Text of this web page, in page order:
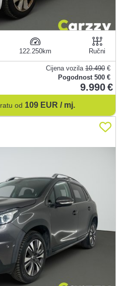
122.250 Ručni
Cijena vozila 10.490 €
Pogodnost 500 €
9.990
od 109 EUR / mj.